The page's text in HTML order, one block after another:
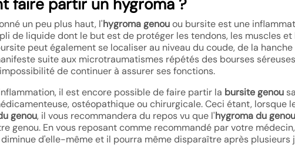
faire partir un hygroma ?
un peu plus haut, l'hygroma genouou bursite est une
de liquide dont le but est de protéger les tendons, les muscles
peut également se localiser au niveau du coude, de la
suite aux microtraumatismes répétés des bourses
de continuer à assurer ses fonctions.
il est encore possible de faire partir la bursite genou
ostéopathique ou chirurgicale. Ceci étant, lorsque
genou, il vous recommandera du repos vu que l'hygroma du genou
genou. En vous reposant comme recommandé par votre
d'elle-même et il pourra même disparaître après plusieurs